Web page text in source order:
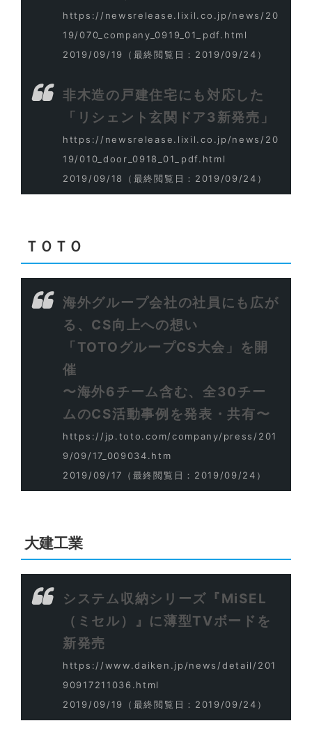
https://newsrelease.lixil.co.jp/news/20
19/070_company_0919_01_pdf.html
2019/09/19
（最終閲覧日：2019/09/24）
非木造の戸建住宅にも対応した
「リシェント玄関ドア3新発売」
https://newsrelease.lixil.co.jp/news/20
19/010_door_0918_01_pdf.html
2019/09/18
（最終閲覧日：2019/09/24）
ＴＯＴＯ
海外グループ会社の社員にも広が
る、CS向上への想い
「TOTOグループCS大会」を開
催
〜海外6チーム含む、全30チー
ムのCS活動事例を発表・共有〜
https://jp.toto.com/company/press/201
9/09/17_009034.htm
2019/09/17
（最終閲覧日：2019/09/24）
大建工業
システム収納シリーズ『MiSEL
（ミセル）』に薄型TVボードを
新発売
https://www.daiken.jp/news/detail/201
90917211036.html
2019/09/19
（最終閲覧日：2019/09/24）